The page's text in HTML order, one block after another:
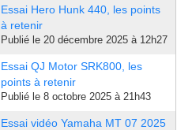
Essai Hero Hunk 440, les points
à retenir
Publié le 20 décembre 2025 à 12h27
Essai QJ Motor SRK800, les
points à retenir
Publié le 8 octobre 2025 à 21h43
Essai vidéo Yamaha MT 07 2025